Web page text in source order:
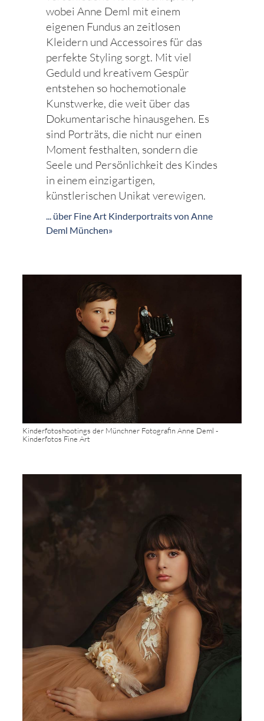
wobei Anne Deml mit einem
eigenen Fundus an zeitlosen
Kleidern und Accessoires für das
perfekte Styling sorgt. Mit viel
Geduld und kreativem Gespür
entstehen so hochemotionale
Kunstwerke, die weit über das
Dokumentarische hinausgehen. Es
sind Porträts, die nicht nur einen
Moment festhalten, sondern die
Seele und Persönlichkeit des Kindes
in einem einzigartigen,
künstlerischen Unikat verewigen.
... über Fine Art Kinderportraits von Anne
Deml München»
Kinderfotoshootings der Münchner Fotografin Anne Deml -
Kinderfotos Fine Art